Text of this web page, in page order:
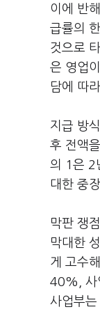
이에 반
급률의
것으로
은 영업
담에 따
지급 방
후 전액
의
1 은 2
대한 중
막판 쟁
막대한
게 고수
40%, 사
사업부는